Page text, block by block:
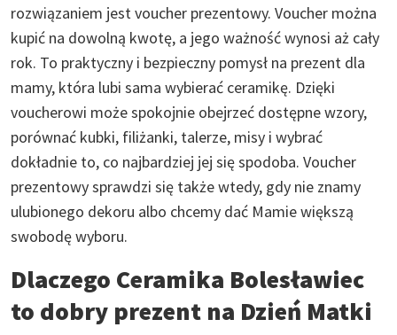
rozwiązaniem jest voucher prezentowy. Voucher można
kupić na dowolną kwotę, a jego ważność wynosi aż cały
rok. To praktyczny i bezpieczny pomysł na prezent dla
mamy, która lubi sama wybierać ceramikę. Dzięki
voucherowi może spokojnie obejrzeć dostępne wzory,
porównać kubki, filiżanki, talerze, misy i wybrać
dokładnie to, co najbardziej jej się spodoba. Voucher
prezentowy sprawdzi się także wtedy, gdy nie znamy
ulubionego dekoru albo chcemy dać Mamie większą
swobodę wyboru.
Dlaczego Ceramika Bolesławiec
to dobry prezent na Dzień Matki